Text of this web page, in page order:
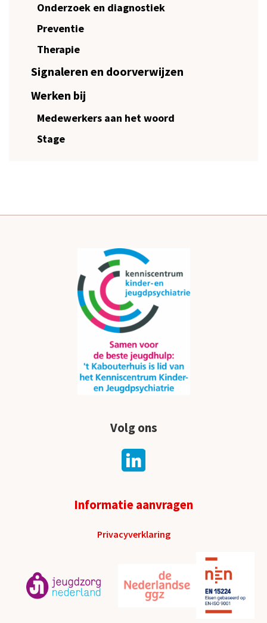
Onderzoek en diagnostiek
Preventie
Therapie
Signaleren en doorverwijzen
Werken bij
Medewerkers aan het woord
Stage
Volg ons
Informatie aanvragen
Privacyverklaring